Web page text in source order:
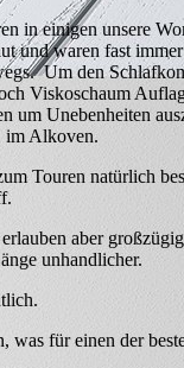
in einigen unsere
und waren fast
Um den
Viskoschaum
um Unebenheiten
im Alkoven.
Touren natürlich
aber
unhandlicher.
was für einen der